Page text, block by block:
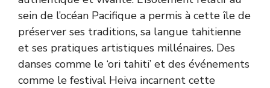
sein de l’océan Pacifique a permis à cette île de
préserver ses traditions, sa langue tahitienne
et ses pratiques artistiques millénaires. Des
danses comme le ‘ori tahiti’ et des événements
comme le festival Heiva incarnent cette